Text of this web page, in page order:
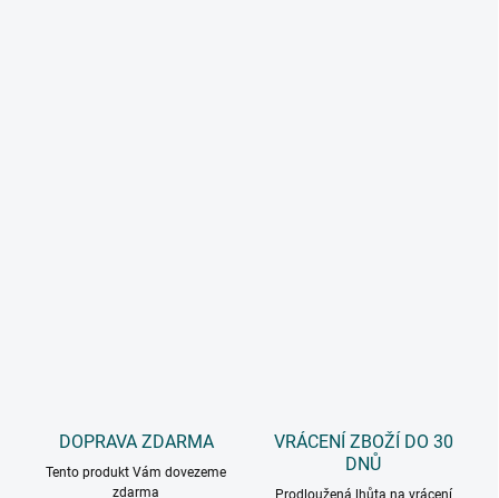
DOPRAVA ZDARMA
Tento produkt Vám dovezeme
zdarma
VRÁCENÍ ZBOŽÍ DO 30
DNŮ
Prodloužená lhůta na vrácení